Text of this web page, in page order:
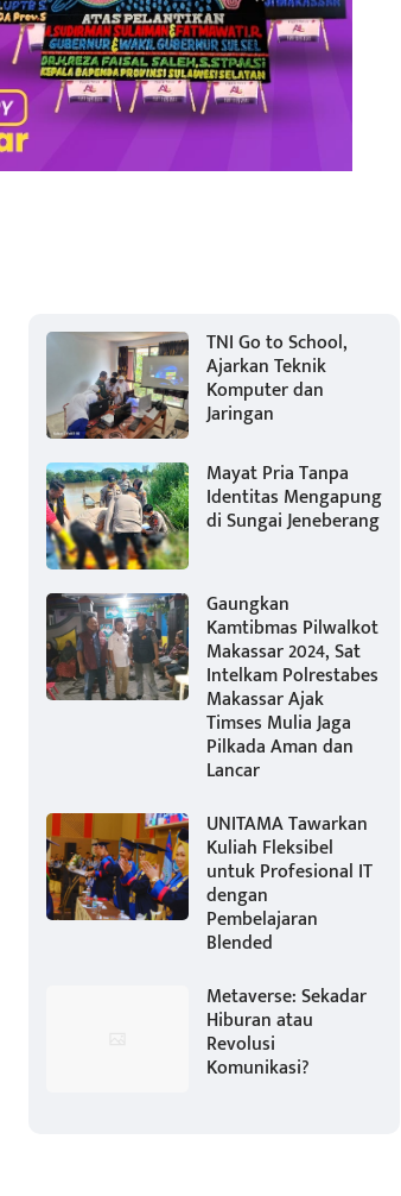
TNI Go to School,
Ajarkan Teknik
Komputer dan
Jaringan
Mayat Pria Tanpa
Identitas Mengapung
di Sungai Jeneberang
Gaungkan
Kamtibmas Pilwalkot
Makassar 2024, Sat
Intelkam Polrestabes
Makassar Ajak
Timses Mulia Jaga
Pilkada Aman dan
Lancar
UNITAMA Tawarkan
Kuliah Fleksibel
untuk Profesional IT
dengan
Pembelajaran
Blended
Metaverse: Sekadar
Hiburan atau
Revolusi
Komunikasi?